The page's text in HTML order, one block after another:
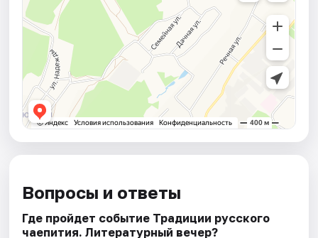
Вопросы и ответы
Где пройдет событие Традиции русского
чаепития. Литературный вечер?